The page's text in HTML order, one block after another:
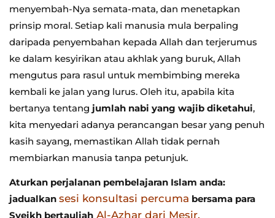
menyembah-Nya semata-mata, dan menetapkan
prinsip moral. Setiap kali manusia mula berpaling
daripada penyembahan kepada Allah dan terjerumus
ke dalam kesyirikan atau akhlak yang buruk, Allah
mengutus para rasul untuk membimbing mereka
kembali ke jalan yang lurus. Oleh itu, apabila kita
bertanya tentang jumlah nabi yang wajib diketahui,
kita menyedari adanya perancangan besar yang penuh
kasih sayang, memastikan Allah tidak pernah
membiarkan manusia tanpa petunjuk.
Aturkan perjalanan pembelajaran Islam anda:
jadualkan sesi konsultasi percuma bersama para
Syeikh bertauliah Al-Azhar dari Mesir.